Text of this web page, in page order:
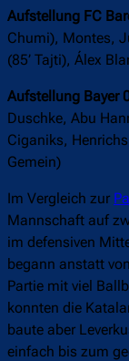
Aufstellung FC
Chumi), Montes,
(85’ Tajti), Álex
Aufstellung Bayer
Duschke, Abu
Ciganiks,
Gemein)
Im Vergleich zur
Mannschaft auf
im defensiven
begann anstatt
Partie mit viel
konnten die
baute aber
einfach bis zum